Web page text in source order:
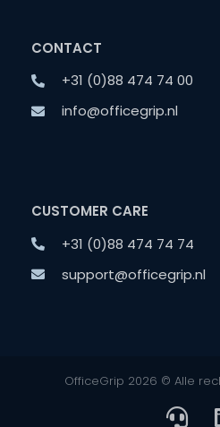
CONTACT
+31 (0)88 474 74 00
info@officegrip.nl
CUSTOMER CARE
+31 (0)88 474 74 74
support@officegrip.nl
OfficeGrip 2026 © Alle